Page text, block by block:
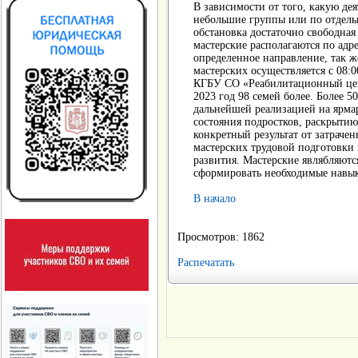
В зависимости от того, какую
небольшие группы или по
обстановка достаточно
мастерские располагаются по
определенное направление, так
мастерских осуществляется с
КГБУ СО «Реабилитационный
2023 год 98 семей более. Более
дальнейшей реализацией на
состояния подростков,
конкретный результат от
мастерских трудовой
развития. Мастерские
сформировать необходимые
В начало
Просмотров: 1862
Распечатать